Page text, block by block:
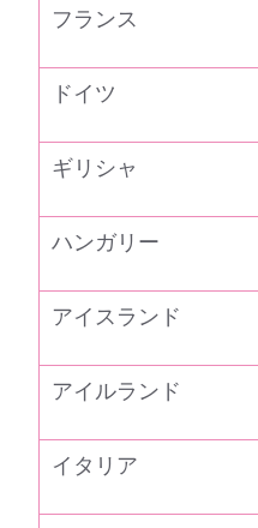
フランス
ドイツ
ギリシャ
ハンガリー
アイスランド
アイルランド
イタリア